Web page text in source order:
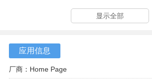
显示全部
应用信息
厂商：Home Page